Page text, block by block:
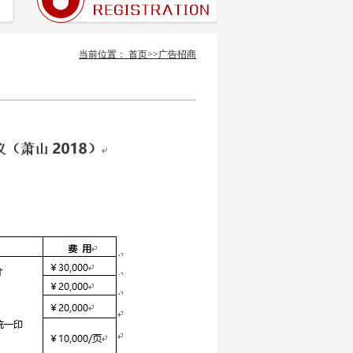
当前位置： 首页>>广告招商